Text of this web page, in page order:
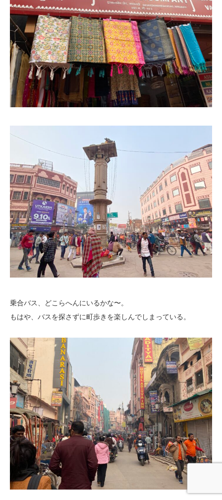
乗合バス、どこらへんにいるかな〜。
もはや、バスを探さずに町歩きを楽しんでしまっている。